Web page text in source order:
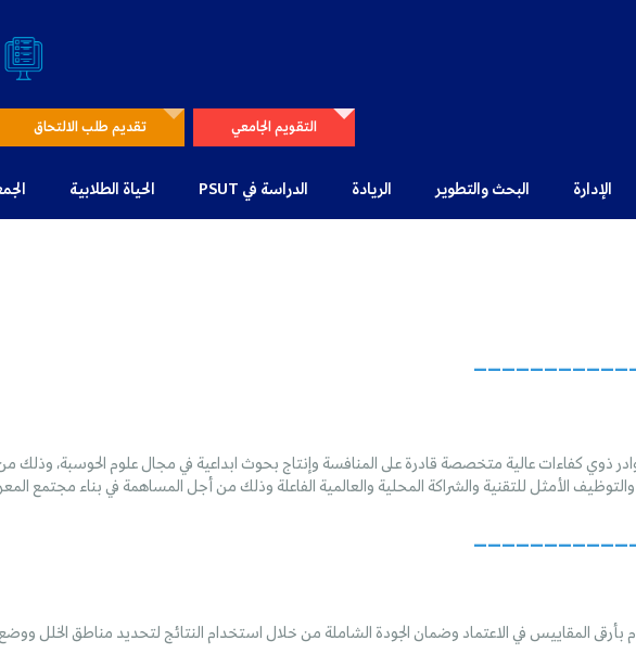
التقويم الجامعي تقديم طلب الالتحاق
الإدارة البحث والتطوير الريادة الدراسة في PSUT الحياة الطلابية
ذوي كفاءات عالية متخصصة قادرة على المنافسة وإنتاج بحوث ابداعية في مجال علوم الحوسبة، وذلك
والتوظيف الأمثل للتقنية والشراكة المحلية والعالمية الفاعلة وذلك من أجل المساهمة في بناء مجتمع
بأرقى المقاييس في الاعتماد وضمان الجودة الشاملة من خلال استخدام النتائج لتحديد مناطق الخلل